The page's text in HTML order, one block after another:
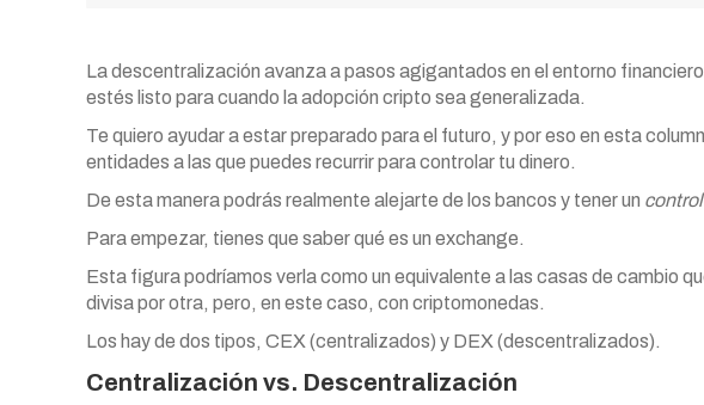
La descentralización avanza a pasos agigantados en el entorno
estés listo para cuando la adopción cripto sea generalizada.
Te quiero ayudar a estar preparado para el futuro, y por eso en esta
entidades a las que puedes recurrir para controlar tu dinero.
De esta manera podrás realmente alejarte de los bancos y tener un
Para empezar, tienes que saber qué es un exchange.
Esta figura podríamos verla como un equivalente a las casas de cambio
divisa por otra, pero, en este caso, con criptomonedas.
Los hay de dos tipos, CEX (centralizados) y DEX (descentralizados).
Centralización vs. Descentralización